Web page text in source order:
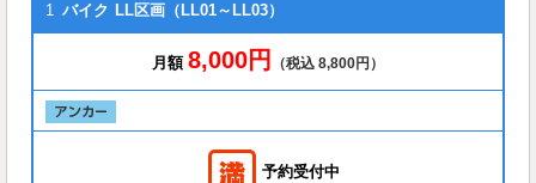
1 バイク LL区画（LL01～LL03）
月額 8,000円 （税込 8,800円）
予約受付中